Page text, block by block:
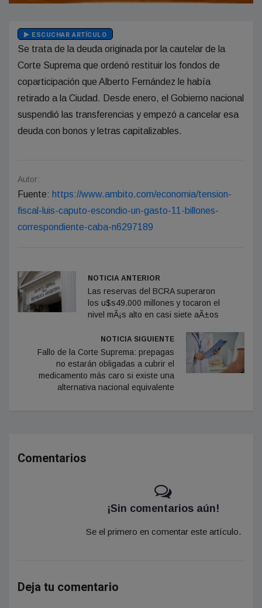
ESCUCHAR ARTÍCULO
Se trata de la deuda originada por la cautelar de la
Corte Suprema que ordenó restituir los fondos de
coparticipación que Alberto Fernández le había
retirado a la Ciudad. Desde enero, el Gobierno nacional
suspendió las transferencias y empezó a cancelar esa
deuda con bonos y letras capitalizables.
Autor:
Fuente: https://www.ambito.com/economia/tension-
fiscal-luis-caputo-escondio-un-gasto-11-billones-
correspondiente-caba-n6297189
NOTICIA ANTERIOR
Las reservas del BCRA superaron
los u$s49.000 millones y tocaron el
nivel mÃ¡s alto en casi siete aÃ±os
NOTICIA SIGUIENTE
Fallo de la Corte Suprema: prepagas
no estarán obligadas a cubrir el
medicamento más caro si existe una
alternativa nacional equivalente
Comentarios
¡Sin comentarios aún!
Se el primero en comentar este artículo.
Deja tu comentario